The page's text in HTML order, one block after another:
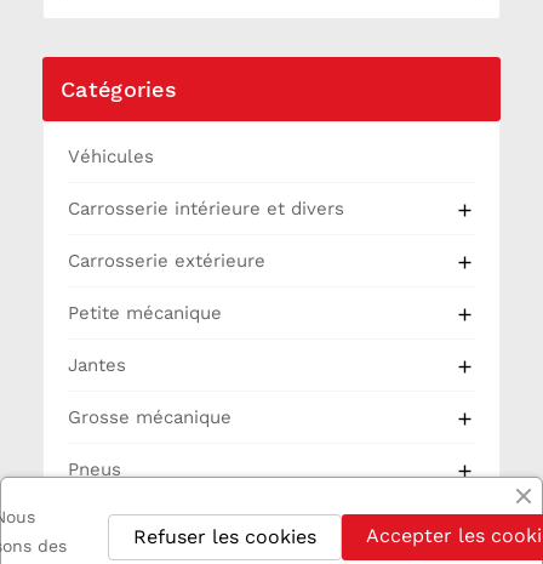
Catégories
Véhicules
Carrosserie intérieure et divers 
Carrosserie extérieure 
Petite mécanique 
Jantes 
Grosse mécanique 
Pneus 
Partie Cycle
des
Accepter les
Refuser les cookies